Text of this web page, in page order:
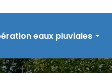
eaux pluviales